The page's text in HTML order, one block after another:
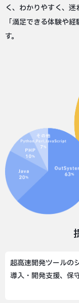
く、わかりやすく、迷
「満足できる体験や
す。
超高速開発ツールの
導入・開発支援、保